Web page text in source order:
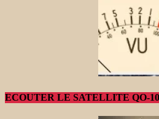
ECOUTER LE SATELLITE QO-